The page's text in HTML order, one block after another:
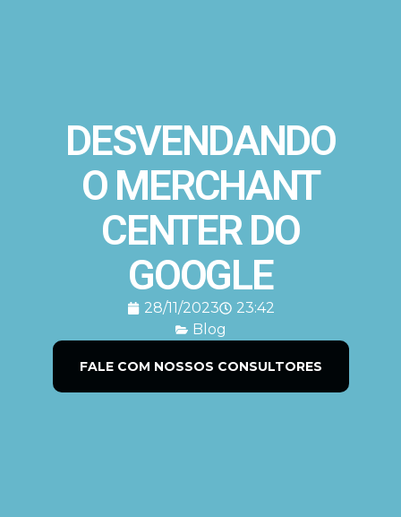
DESVENDANDO
O MERCHANT
CENTER DO
GOOGLE
28/11/2023
23:42
Blog
FALE COM NOSSOS CONSULTORES